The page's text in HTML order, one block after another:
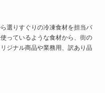
選りすぐりの冷凍食材を担当バ
っているような食材から、街の
ジナル商品や業務用、訳あり品